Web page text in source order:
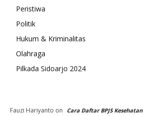
Peristiwa
Politik
Hukum & Kriminalitas
Olahraga
Pilkada Sidoarjo 2024
Fauzi Hariyanto on
Cara Daftar BPJS